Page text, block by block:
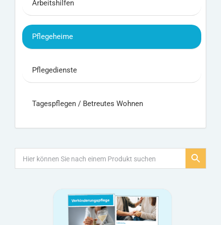
Arbeitshilfen
Pflegeheime
Pflegedienste
Tagespflegen / Betreutes Wohnen